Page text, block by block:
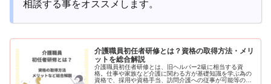
相談する事をオススメします。
介護職員初任者研修とは？資格の取得方法・メリ
ットを総合解説
介護職員初任者研修とは、旧ヘルパー2級に相当する資
格。仕事や家族など介護に関わる方が基礎知識を学ぶ為の
資格で、採用や資格手当、訪問介護への従事が可能等のメ